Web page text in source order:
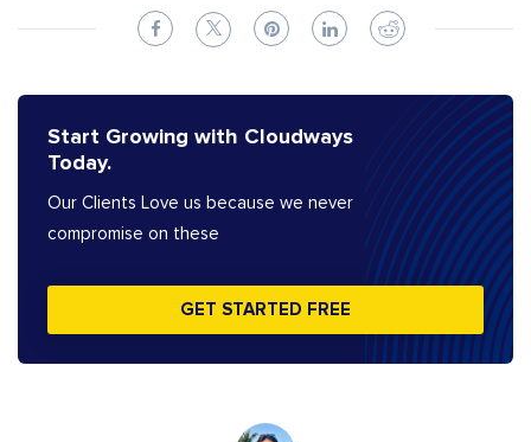
Start Growing with Cloudways
Today.
Our Clients Love us because we never
compromise on these
GET STARTED FREE